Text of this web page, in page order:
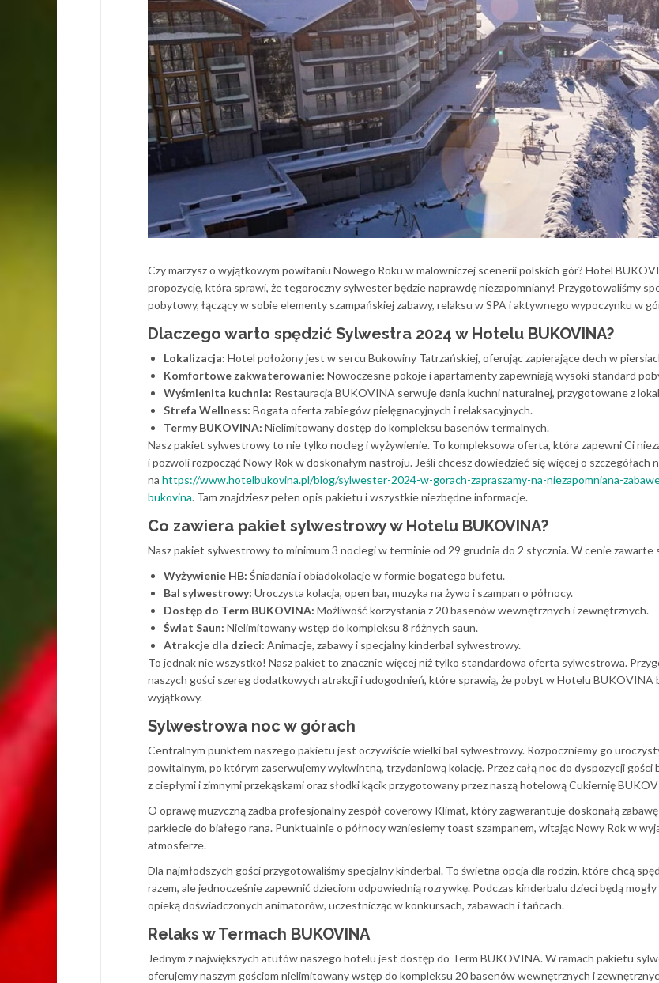
Czy marzysz o wyjątkowym powitaniu Nowego Roku w malowniczej scenerii polskich gór? Hotel
propozycję, która sprawi, że tegoroczny sylwester będzie naprawdę niezapomniany! Przygotowaliśmy
pobytowy, łączący w sobie elementy szampańskiej zabawy, relaksu w SPA i aktywnego wypoczynku w
Dlaczego warto spędzić Sylwestra 2024 w Hotelu BUKOVINA?
Lokalizacja: Hotel położony jest w sercu Bukowiny Tatrzańskiej, oferując zapierające dech w
Komfortowe zakwaterowanie: Nowoczesne pokoje i apartamenty zapewniają wysoki standard
Wyśmienita kuchnia: Restauracja BUKOVINA serwuje dania kuchni naturalnej, przygotowane z
Strefa Wellness: Bogata oferta zabiegów pielęgnacyjnych i relaksacyjnych.
Termy BUKOVINA: Nielimitowany dostęp do kompleksu basenów termalnych.
Nasz pakiet sylwestrowy to nie tylko nocleg i wyżywienie. To kompleksowa oferta, która zapewni Ci
i pozwoli rozpocząć Nowy Rok w doskonałym nastroju. Jeśli chcesz dowiedzieć się więcej o szczegółach
na https://www.hotelbukovina.pl/blog/sylwester-2024-w-gorach-zapraszamy-na-niezapomniana-
bukovina. Tam znajdziesz pełen opis pakietu i wszystkie niezbędne informacje.
Co zawiera pakiet sylwestrowy w Hotelu BUKOVINA?
Nasz pakiet sylwestrowy to minimum 3 noclegi w terminie od 29 grudnia do 2 stycznia. W cenie zawarte
Wyżywienie HB: Śniadania i obiadokolacje w formie bogatego bufetu.
Bal sylwestrowy: Uroczysta kolacja, open bar, muzyka na żywo i szampan o północy.
Dostęp do Term BUKOVINA: Możliwość korzystania z 20 basenów wewnętrznych i zewnętrznych.
Świat Saun: Nielimitowany wstęp do kompleksu 8 różnych saun.
Atrakcje dla dzieci: Animacje, zabawy i specjalny kinderbal sylwestrowy.
To jednak nie wszystko! Nasz pakiet to znacznie więcej niż tylko standardowa oferta sylwestrowa.
naszych gości szereg dodatkowych atrakcji i udogodnień, które sprawią, że pobyt w Hotelu BUKOVINA
wyjątkowy.
Sylwestrowa noc w górach
Centralnym punktem naszego pakietu jest oczywiście wielki bal sylwestrowy. Rozpoczniemy go
powitalnym, po którym zaserwujemy wykwintną, trzydaniową kolację. Przez całą noc do dyspozycji
z ciepłymi i zimnymi przekąskami oraz słodki kącik przygotowany przez naszą hotelową Cukiernię
O oprawę muzyczną zadba profesjonalny zespół coverowy Klimat, który zagwarantuje doskonałą
parkiecie do białego rana. Punktualnie o północy wzniesiemy toast szampanem, witając Nowy Rok w
atmosferze.
Dla najmłodszych gości przygotowaliśmy specjalny kinderbal. To świetna opcja dla rodzin, które chcą
razem, ale jednocześnie zapewnić dzieciom odpowiednią rozrywkę. Podczas kinderbalu dzieci będą
opieką doświadczonych animatorów, uczestnicząc w konkursach, zabawach i tańcach.
Relaks w Termach BUKOVINA
Jednym z największych atutów naszego hotelu jest dostęp do Term BUKOVINA. W ramach pakietu
oferujemy naszym gościom nielimitowany wstęp do kompleksu 20 basenów wewnętrznych i